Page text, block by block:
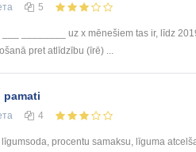
5
________ uz x mēnešiem tas ir, līdz
pret atlīdzību (īrē) ...
pamati
4
procentu samaksu, līguma